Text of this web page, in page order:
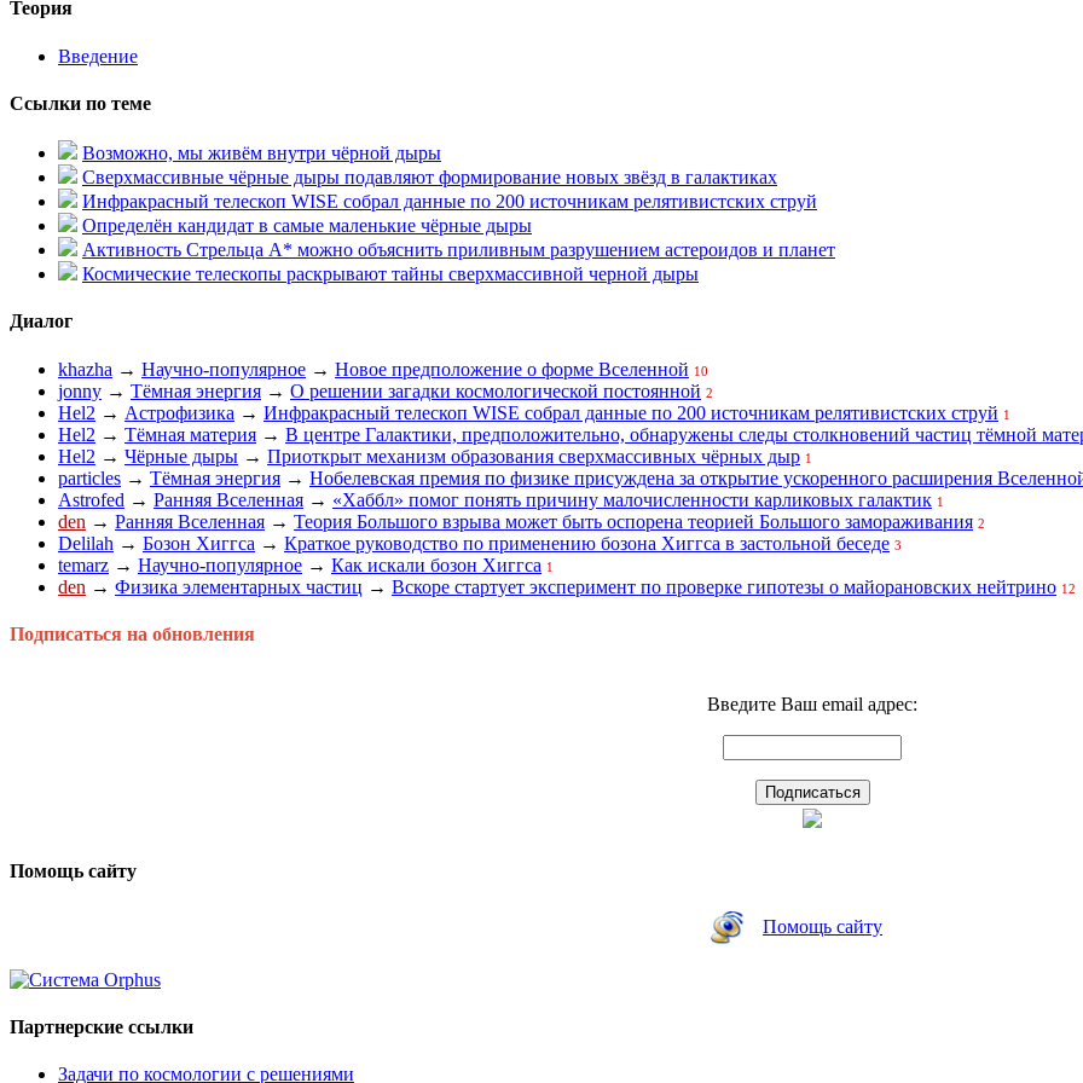
Теория
Введение
Ссылки по теме
Возможно, мы живём внутри чёрной дыры
Сверхмассивные чёрные дыры подавляют формирование новых звёзд в галактиках
Инфракрасный телескоп WISE собрал данные по 200 источникам релятивистских струй
Определён кандидат в самые маленькие чёрные дыры
Активность Стрельца А* можно объяснить приливным разрушением астероидов и планет
Космические телескопы раскрывают тайны сверхмассивной черной дыры
Диалог
khazha → Научно-популярное → Новое предположение о форме Вселенной 10
jonny → Тёмная энергия → О решении загадки космологической постоянной 2
Hel2 → Астрофизика → Инфракрасный телескоп WISE собрал данные по 200 источникам релятивистских струй 1
Hel2 → Тёмная материя → В центре Галактики, предположительно, обнаружены следы столкновений частиц тёмной
Hel2 → Чёрные дыры → Приоткрыт механизм образования сверхмассивных чёрных дыр 1
particles → Тёмная энергия → Нобелевская премия по физике присуждена за открытие ускоренного расширения
Astrofed → Ранняя Вселенная → «Хаббл» помог понять причину малочисленности карликовых галактик 1
den → Ранняя Вселенная → Теория Большого взрыва может быть оспорена теорией Большого замораживания 2
Delilah → Бозон Хиггса → Краткое руководство по применению бозона Хиггса в застольной беседе 3
temarz → Научно-популярное → Как искали бозон Хиггса 1
den → Физика элементарных частиц → Вскоре стартует эксперимент по проверке гипотезы о майорановских нейтрино 12
Подписаться на обновления
Введите Ваш email адрес:
Помощь сайту
Помощь сайту
Партнерские ссылки
Задачи по космологии с решениями